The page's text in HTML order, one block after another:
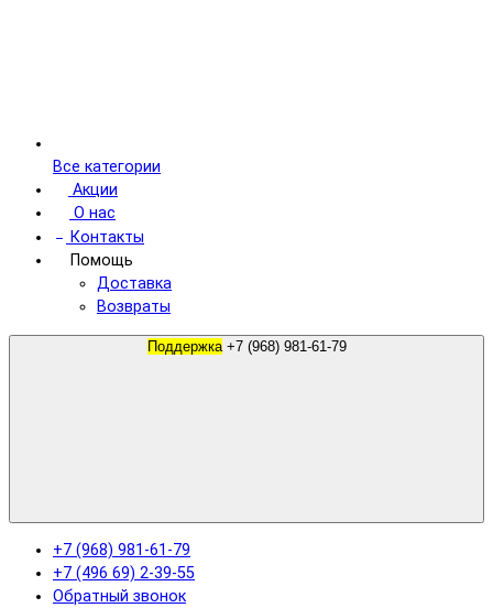
Все категории
Акции
О нас
Контакты
Помощь
Доставка
Возвраты
Поддержка +7 (968) 981-61-79
+7 (968) 981-61-79
+7 (496 69) 2-39-55
Обратный звонок